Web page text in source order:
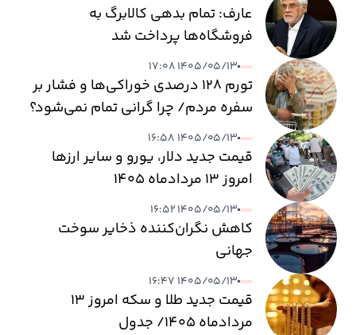
عارف: تمام بدهی کالابرگ به
فروشگاه‌ها پرداخت شد
۱۴۰۵/۰۵/۱۳ ۱۷:۰۸
تورم ۱۲۸ درصدی خوراکی‌ها و فشار بر
سفره مردم/ چرا گرانی تمام نمی‌شود؟
۱۴۰۵/۰۵/۱۳ ۱۶:۵۸
قیمت جدید دلار، یورو و سایر ارزها
امروز ۱۳ مردادماه ۱۴۰۵
۱۴۰۵/۰۵/۱۳ ۱۶:۵۲
کاهش نگران‌کننده ذخایر سوخت
جهانی
۱۴۰۵/۰۵/۱۳ ۱۶:۴۷
قیمت جدید طلا و سکه امروز ۱۳
مردادماه ۱۴۰۵/ جدول